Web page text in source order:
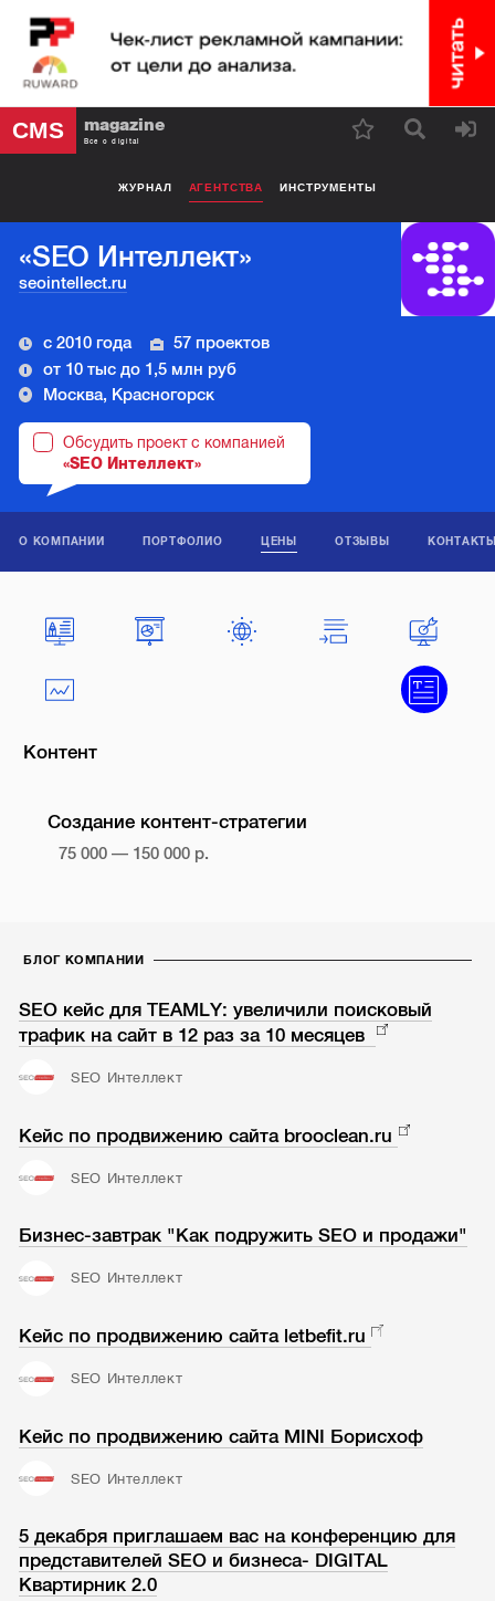
CMS magazine
Все о digital
ЖУРНАЛ АГЕНТСТВА ИНСТРУМЕНТЫ
«SEO Интеллект»
seointellect.ru
с 2010 года
57 проектов
от 10 тыс до 1,5 млн руб
Москва, Красногорск
Обсудить проект с компанией
«SEO Интеллект»
О КОМПАНИИ ПОРТФОЛИО ЦЕНЫ ОТЗЫВЫ
Контент
Создание контент-стратегии
75 000 — 150 000 р.
БЛОГ КОМПАНИИ
SEO кейс для TEAMLY: увеличили поисковый
трафик на сайт в 12 раз за 10 месяцев
SEO Интеллект
Кейс по продвижению сайта brooclean.ru
SEO Интеллект
Бизнес-завтрак "Как подружить SEO и продажи"
SEO Интеллект
Кейс по продвижению сайта letbefit.ru
SEO Интеллект
Кейс по продвижению сайта MINI Борисхоф
SEO Интеллект
5 декабря приглашаем вас на конференцию для
представителей SEO и бизнеса- DIGITAL
Квартирник 2.0